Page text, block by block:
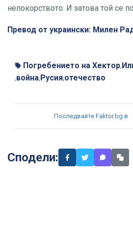
непокорството. И затова той се
Превод от украински: Милен
Погребението на Хектор,
,война, Русия,отечество
Последвайте Faktor.bg в
Сподели: